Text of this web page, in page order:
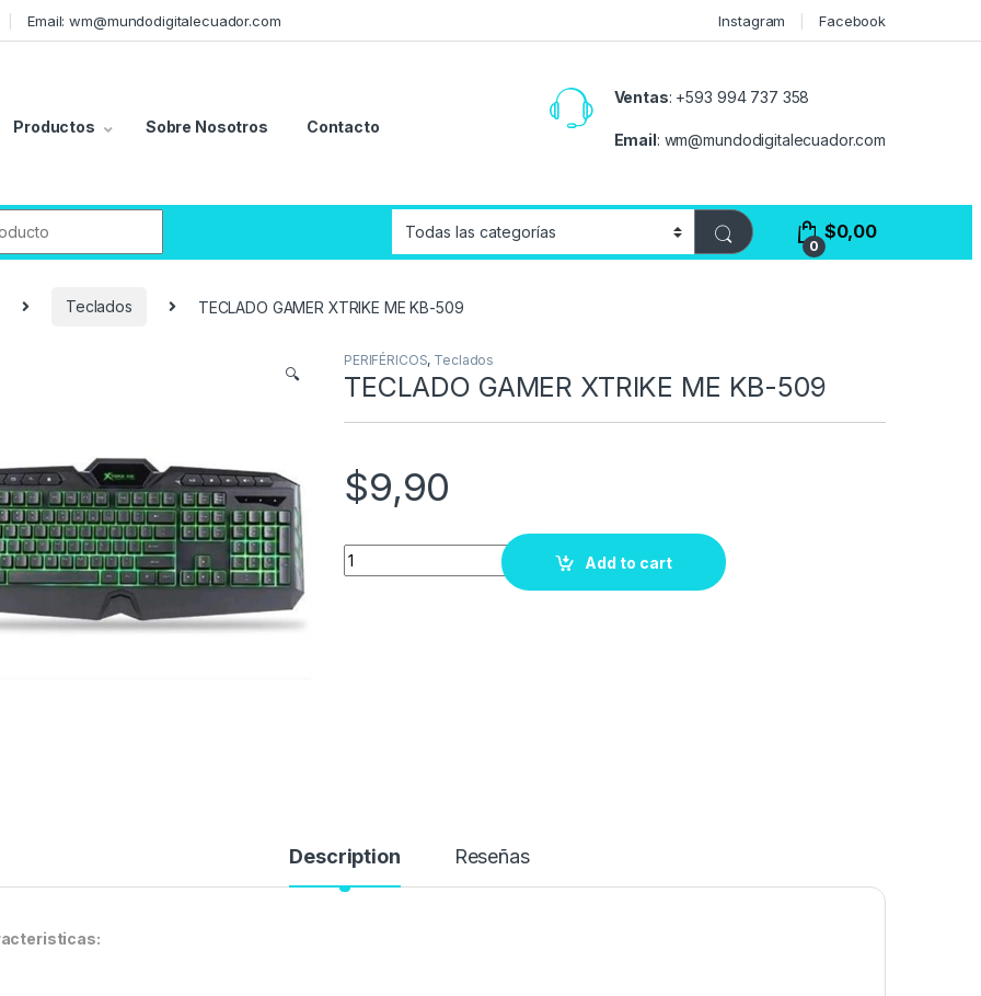
Email: wm@mundodigitalecuador.com Instagram Facebook
Productos Sobre Nosotros Contacto
Ventas: +593 994 737 358
Email: wm@mundodigitalecuador.com
0
$0,00
Teclados TECLADO GAMER XTRIKE ME KB-509
🔍
PERIFÉRICOS, Teclados
TECLADO GAMER XTRIKE ME KB-509
$9,90
Quantity
Add to cart
Description Reseñas